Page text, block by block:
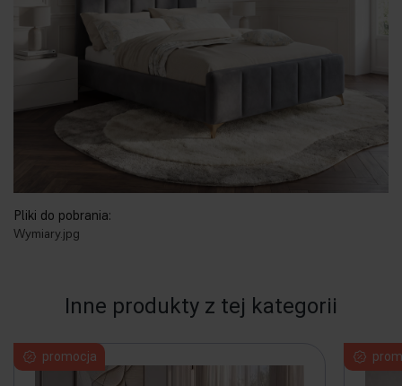
Pliki do pobrania:
Wymiary.jpg
Inne produkty z tej kategorii
promocja